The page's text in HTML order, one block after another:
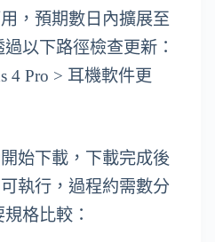
，預期數日內擴展至
以下路徑檢查更新：
4 Pro > 耳機軟件更
始下載，下載完成後
執行，過程約需數分
格比較：